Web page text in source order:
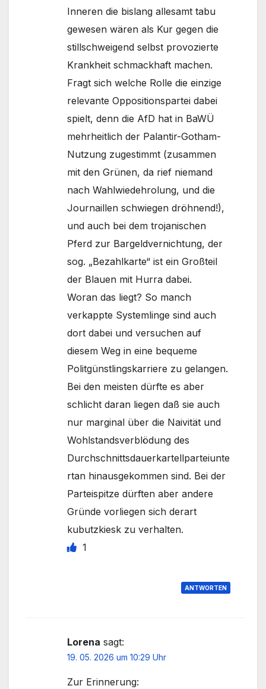
Inneren die bislang allesamt tabu
gewesen wären als Kur gegen die
stillschweigend selbst provozierte
Krankheit schmackhaft machen.
Fragt sich welche Rolle die einzige
relevante Oppositionspartei dabei
spielt, denn die AfD hat in BaWÜ
mehrheitlich der Palantir-Gotham-
Nutzung zugestimmt (zusammen
mit den Grünen, da rief niemand
nach Wahlwiedehrolung, und die
Journaillen schwiegen dröhnend!),
und auch bei dem trojanischen
Pferd zur Bargeldvernichtung, der
sog. „Bezahlkarte“ ist ein Großteil
der Blauen mit Hurra dabei.
Woran das liegt? So manch
verkappte Systemlinge sind auch
dort dabei und versuchen auf
diesem Weg in eine bequeme
Politgünstlingskarriere zu gelangen.
Bei den meisten dürfte es aber
schlicht daran liegen daß sie auch
nur marginal über die Naivität und
Wohlstandsverblödung des
Durchschnittsdauerkartellparteiunte
rtan hinausgekommen sind. Bei der
Parteispitze dürften aber andere
Gründe vorliegen sich derart
kubutzkiesk zu verhalten.
1
ANTWORTEN
Lorena sagt:
19. 05. 2026 um 10:29 Uhr
Zur Erinnerung: